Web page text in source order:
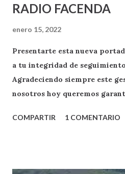
RADIO FACENDA
enero 15, 2022
Presentarte esta nueva
a tu integridad de
Agradeciendo siempre este
nosotros hoy queremos
.
COMPARTIR 1 COMENTARIO